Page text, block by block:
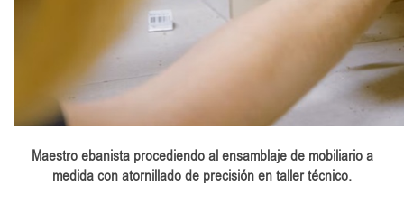
Maestro ebanista procediendo al ensamblaje de mobiliario a
medida con atornillado de precisión en taller técnico.